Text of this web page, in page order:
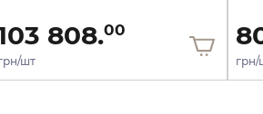
808.00
шт грн/